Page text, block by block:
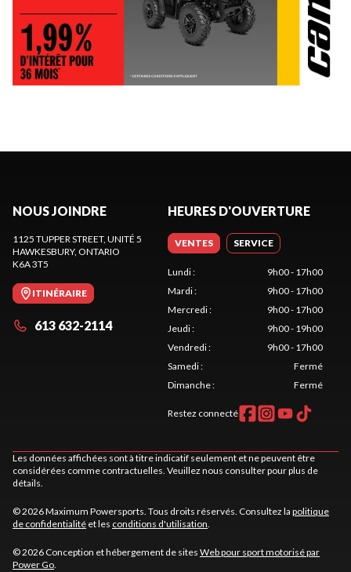
NOUS JOINDRE
1125 TUPPER STREET, UNITÉ 5
HAWKESBURY, ONTARIO
K6A 3T5
ITINÉRAIRE
613 632-2114
HEURES D'OUVERTURE
VENTES SERVICE
Lundi:
9h00 - 17h00
Mardi:
9h00 - 17h00
Mercredi:
9h00 - 17h00
Jeudi:
9h00 - 19h00
Vendredi:
9h00 - 17h00
Samedi:
Fermé
Dimanche: Fermé
Restez connecté
Les données affichées sont à titre indicatif seulement et ne peuvent être
considérées comme contractuelles. Veuillez nous consulter pour plus de
détails.
© 2026 Maximum Powersports. Tous droits réservés. Consultez la politique
de confidentialité et les conditions d'utilisation.
© 2026 Conception et hébergement de sites Web pour sport motorisé par
Power Go.